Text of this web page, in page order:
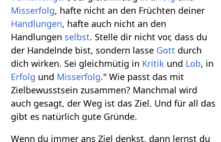
Misserfolg, hafte nicht an den Früchten deiner
Handlungen, hafte auch nicht an den
Handlungen selbst. Stelle dir nicht vor, dass du
der Handelnde bist, sondern lasse Gott durch
dich wirken. Sei gleichmütig in Kritik und Lob, in
Erfolg und Misserfolg." Wie passt das mit
Zielbewusstsein zusammen? Manchmal wird
auch gesagt, der Weg ist das Ziel. Und für all das
gibt es natürlich gute Gründe.
Wenn du immer ans Ziel denkst, dann lernst du